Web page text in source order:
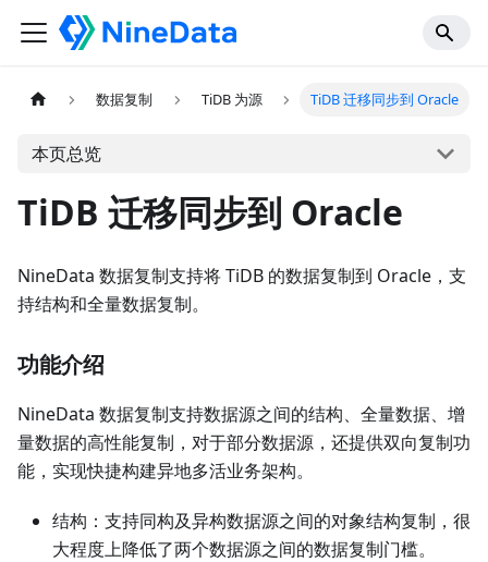
数据复制 TiDB 为源 TiDB 迁移同步到 Oracle
本页总览
TiDB 迁移同步到 Oracle
NineData 数据复制支持将 TiDB 的数据复制到 Oracle，支
持结构和全量数据复制。
功能介绍
NineData 数据复制支持数据源之间的结构、全量数据、增
量数据的高性能复制，对于部分数据源，还提供双向复制功
能，实现快捷构建异地多活业务架构。
结构：支持同构及异构数据源之间的对象结构复制，很
大程度上降低了两个数据源之间的数据复制门槛。